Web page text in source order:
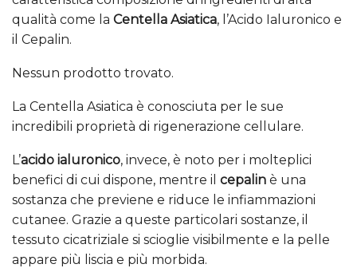
qualità come la Centella Asiatica, l’Acido Ialuronico e
il Cepalin.
Nessun prodotto trovato.
La Centella Asiatica è conosciuta per le sue
incredibili proprietà di rigenerazione cellulare.
L’acido ialuronico, invece, è noto per i molteplici
benefici di cui dispone, mentre il cepalin è una
sostanza che previene e riduce le infiammazioni
cutanee. Grazie a queste particolari sostanze, il
tessuto cicatriziale si scioglie visibilmente e la pelle
appare più liscia e più morbida.